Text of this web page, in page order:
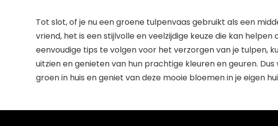
Tot slot, of je nu een groene tulpenvaas gebruikt als een
vriend, het is een stijlvolle en veelzijdige keuze die kan
eenvoudige tips te volgen voor het verzorgen van je tulpen,
uitzien en genieten van hun prachtige kleuren en geuren.
groen in huis en geniet van deze mooie bloemen in je eigen